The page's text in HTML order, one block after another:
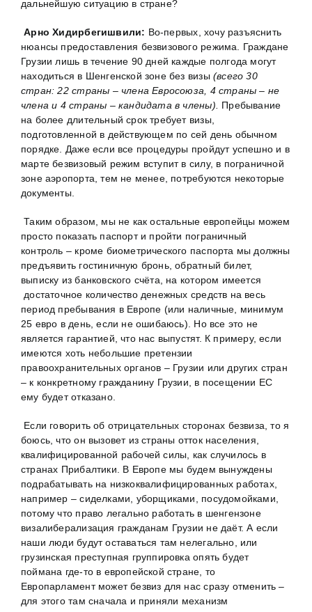
дальнейшую ситуацию в стране?
Арно Хидирбегишвили: Во-первых, хочу разъяснить
нюансы предоставления безвизового режима. Граждане
Грузии лишь в течение 90 дней каждые полгода могут
находиться в Шенгенской зоне без визы (всего 30
стран: 22 страны – члена Евросоюза, 4 страны – не
члена и 4 страны – кандидата в члены). Пребывание
на более длительный срок требует визы,
подготовленной в действующем по сей день обычном
порядке. Даже если все процедуры пройдут успешно и в
марте безвизовый режим вступит в силу, в пограничной
зоне аэропорта, тем не менее, потребуются некоторые
документы.
Таким образом, мы не как остальные европейцы можем
просто показать паспорт и пройти пограничный
контроль – кроме биометрического паспорта мы должны
предъявить гостиничную бронь, обратный билет,
выписку из банковского счёта, на котором имеется
достаточное количество денежных средств на весь
период пребывания в Европе (или наличные, минимум
25 евро в день, если не ошибаюсь). Но все это не
является гарантией, что нас выпустят. К примеру, если
имеются хоть небольшие претензии
правоохранительных органов – Грузии или других стран
– к конкретному гражданину Грузии, в посещении ЕС
ему будет отказано.
Если говорить об отрицательных сторонах безвиза, то я
боюсь, что он вызовет из страны отток населения,
квалифицированной рабочей силы, как случилось в
странах Прибалтики. В Европе мы будем вынуждены
подрабатывать на низкоквалифицированных работах,
например – сиделками, уборщиками, посудомойками,
потому что право легально работать в шенгензоне
визалиберализация гражданам Грузии не даёт. А если
наши люди будут оставаться там нелегально, или
грузинская преступная группировка опять будет
поймана где-то в европейской стране, то
Европарламент может безвиз для нас сразу отменить –
для этого там сначала и приняли механизм